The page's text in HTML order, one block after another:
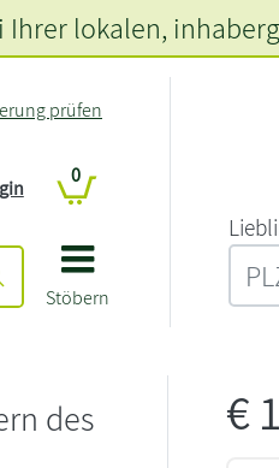
Stöbern
prüfen
0
Ihrer lokalen,
des
€